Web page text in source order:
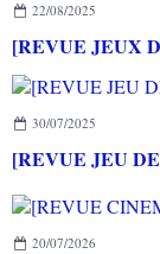
22/08/2025
30/07/2025
20/07/2026